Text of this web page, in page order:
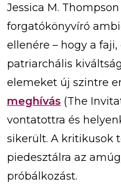
Jessica M.
forgatókönyvíró
ellenére – hogy a
patriarchális
elemeket új szintre
meghívás (The
vontatottra és
sikerült. A kritikusok
piedesztálra az
próbálkozást.